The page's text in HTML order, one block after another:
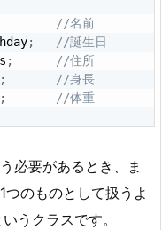
//名前
;
//誕生日
;
//住所
;
//身長
;
//体重
必要があるとき、ま
のものとして扱うよ
うクラスです。